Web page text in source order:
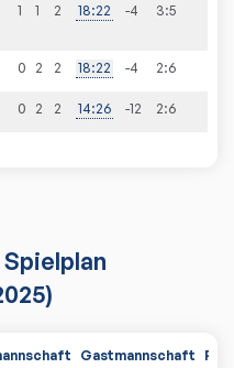
1 1 2 18:22 -4 3:5
0 2 2 18:22 -4 2:6
0 2 2 14:26 -12 2:6
Gastmannschaft PDF